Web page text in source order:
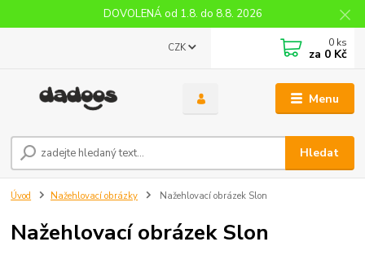
DOVOLENÁ od 1.8. do 8.8. 2026
Menu
CZK
Hledat
0 ks
za 0 Kč
Úvod Nažehlovací obrázky Nažehlovací obrázek Slon
Nažehlovací obrázek Slon